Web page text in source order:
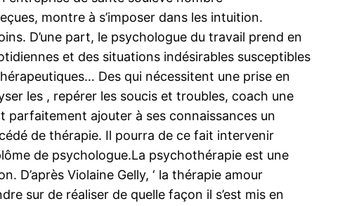
montre à s’imposer dans les intuition.
D’une part, le psychologue du travail prend en
et des situations indésirables susceptibles
Des qui nécessitent une prise en
les , repérer les soucis et troubles, coach une
ajouter à ses connaissances un
de thérapie. Il pourra de ce fait intervenir
de psychologue.La psychothérapie est une
D’après Violaine Gelly, ‘ la thérapie amour
sur de réaliser de quelle façon il s’est mis en